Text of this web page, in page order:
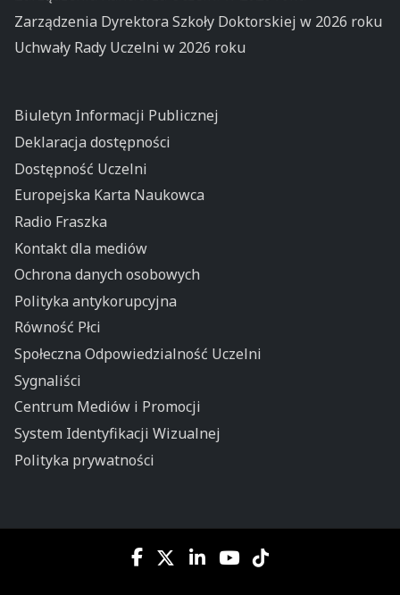
Zarządzenia Dyrektora Szkoły Doktorskiej w 2026 roku
Uchwały Rady Uczelni w 2026 roku
Biuletyn Informacji Publicznej
Deklaracja dostępności
Dostępność Uczelni
Europejska Karta Naukowca
Radio Fraszka
Kontakt dla mediów
Ochrona danych osobowych
Polityka antykorupcyjna
Równość Płci
Społeczna Odpowiedzialność Uczelni
Sygnaliści
Centrum Mediów i Promocji
System Identyfikacji Wizualnej
Polityka prywatności